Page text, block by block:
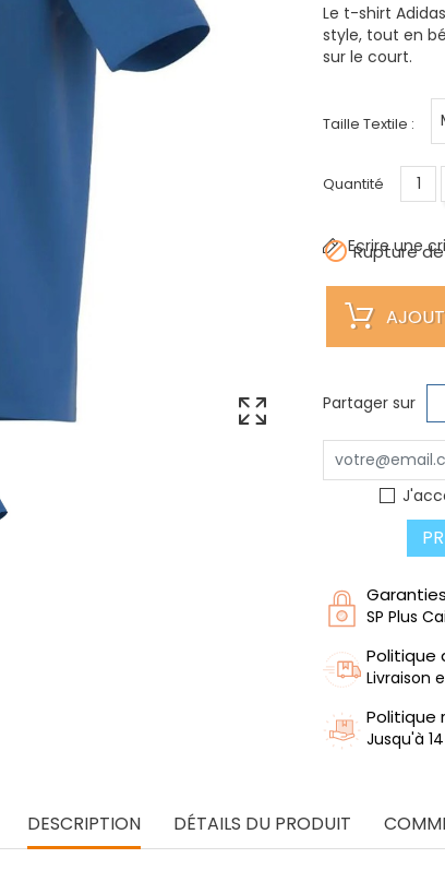
Le t-shirt
style, tout en
sur le court.
Taille Textile :
Quantité
Ecrire une
Rupture
Partager sur
SP Plus
Politique
Livraison
Politique
Jusqu'à
DESCRIPTION DÉTAILS DU PRODUIT